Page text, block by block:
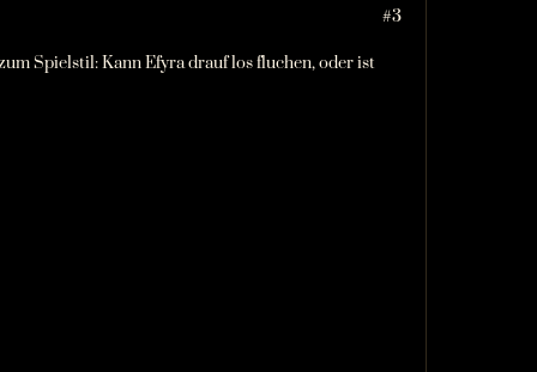
#3
Spielstil: Kann Efyra drauf los fluchen, oder ist